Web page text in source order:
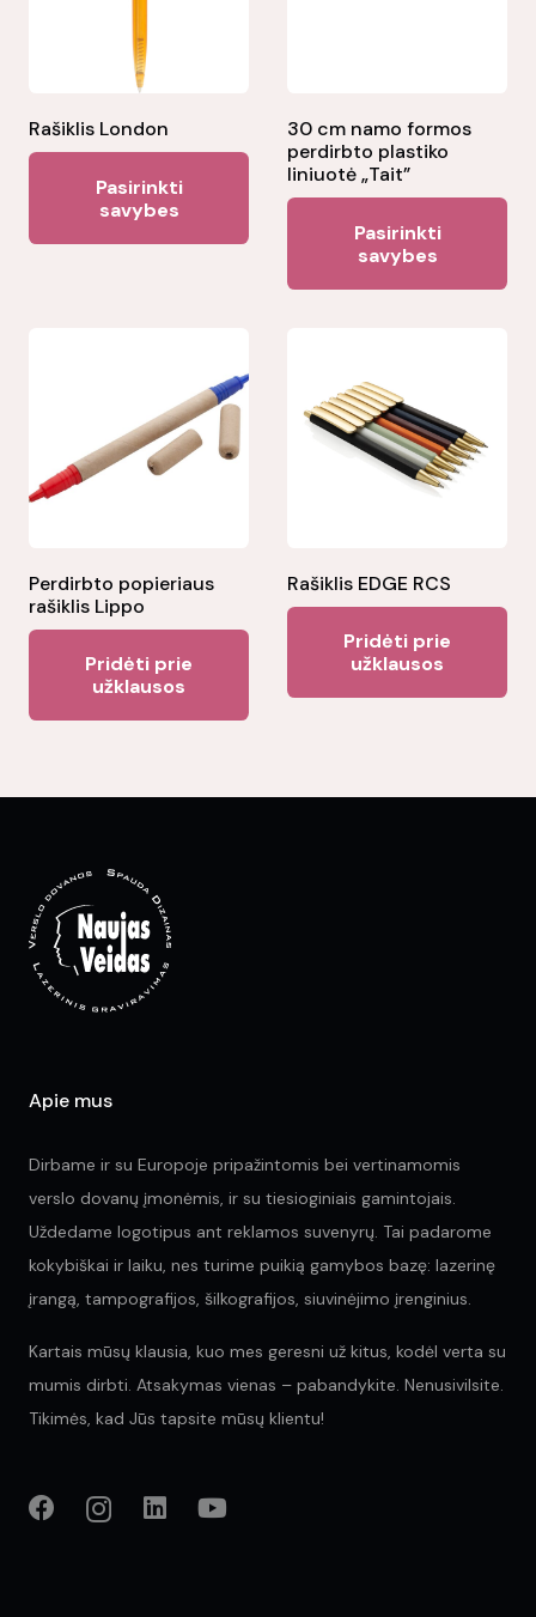
Rašiklis London
Pasirinkti
savybes
product
has
options
product
page
30 cm namo formos
perdirbto plastiko
liniuotė „Tait”
Pasirinkti
savybes
has
Perdirbto popieriaus
rašiklis Lippo
Pridėti prie
užklausos
Rašiklis EDGE RCS
Pridėti prie
užklausos
Apie mus
Dirbame ir su Europoje pripažintomis bei vertinamomis
verslo dovanų įmonėmis, ir su tiesioginiais gamintojais.
Uždedame logotipus ant reklamos suvenyrų. Tai padarome
kokybiškai ir laiku, nes turime puikią gamybos bazę: lazerinę
įrangą, tampografijos, šilkografijos, siuvinėjimo įrenginius.
Kartais mūsų klausia, kuo mes geresni už kitus, kodėl verta su
mumis dirbti. Atsakymas vienas – pabandykite. Nenusivilsite.
Tikimės, kad Jūs tapsite mūsų klientu!